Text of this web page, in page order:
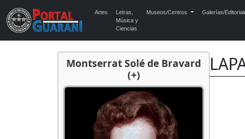
Artes
Letras,
Música y
Ciencias
Museos/Centros Galerías/
Montserrat Solé de Bravard
(+)